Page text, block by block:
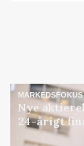
MARKEDSFOKUS
Nye
24-årigt